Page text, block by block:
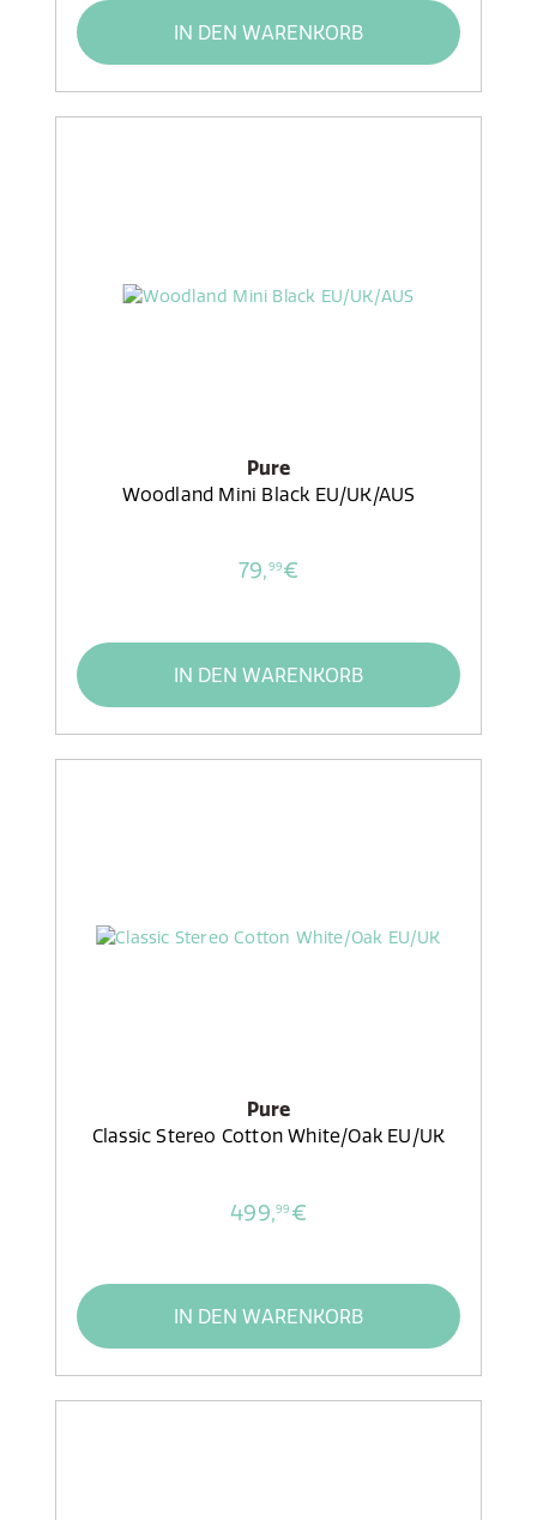
IN DEN WARENKORB
Pure
Woodland Mini Black EU/UK/AUS
79,99€
IN DEN WARENKORB
Pure
Classic Stereo Cotton White/Oak EU/UK
499,99 €
IN DEN WARENKORB